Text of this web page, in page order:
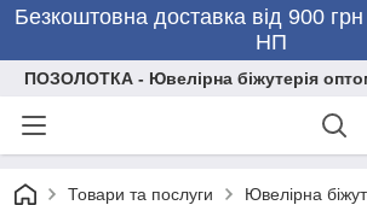
Безкоштовна доставка від 900
НП
ПОЗОЛОТКА - Ювелірна біжутерія
Товари та послуги Ювелірна